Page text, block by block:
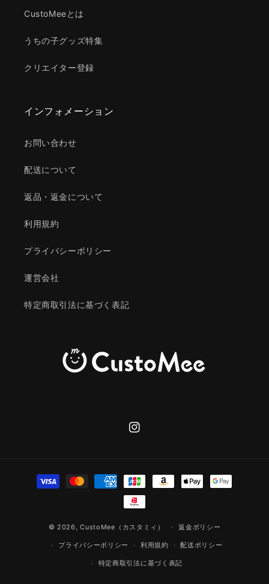
CustoMeeとは
うちの子グッズ特集
クリエイター登録
インフォメーション
お問い合わせ
配送について
返品・返金について
利用規約
プライバシーポリシー
運営会社
特定商取引法に基づく表記
Instagram
© 2026,CustoMee（カスタミィ） 返金ポリシー
プライバシーポリシー 利用規約 配送ポリシー
特定商取引法に基づく表記